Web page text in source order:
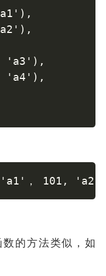
'a3'),
'a4'),
'a1'， 101,
数的方法类似，如